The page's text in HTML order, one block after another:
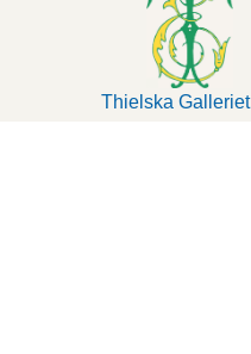
Thielska Galleriet